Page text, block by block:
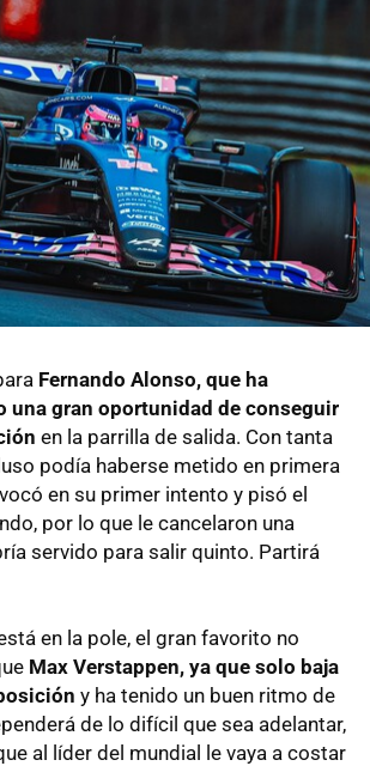
Fernando Alonso, que ha
una gran oportunidad de conseguir
en la parrilla de salida. Con tanta
podía haberse metido en primera
en su primer intento y pisó el
por lo que le cancelaron una
servido para salir quinto. Partirá
en la pole, el gran favorito no
Max Verstappen, ya que solo baja
y ha tenido un buen ritmo de
de lo difícil que sea adelantar,
al líder del mundial le vaya a costar